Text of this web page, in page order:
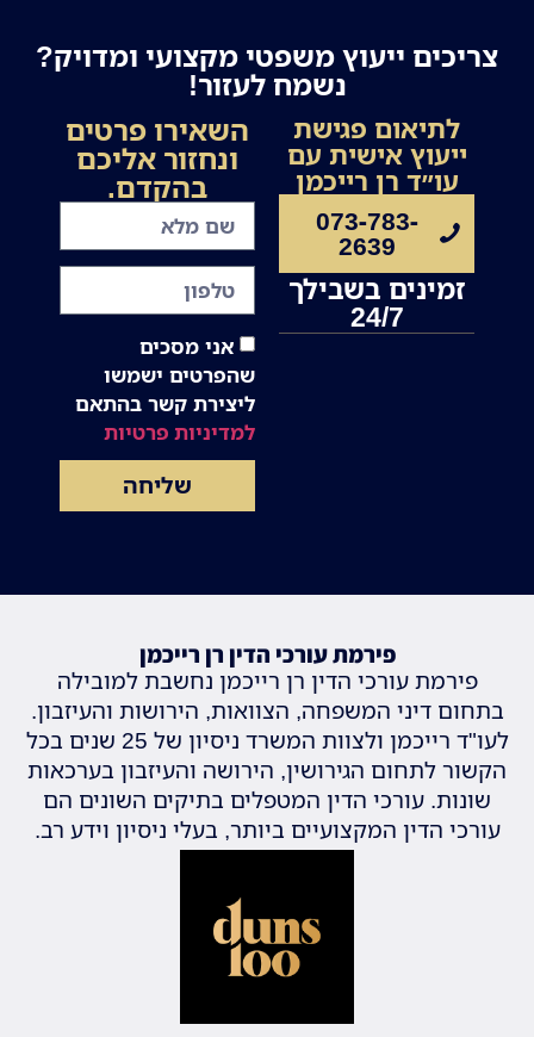
צריכים ייעוץ משפטי מקצועי ומדויק?
נשמח לעזור!
לתיאום פגישת
ייעוץ אישית עם
עו״ד רן רייכמן
073-783-
2639
זמינים בשבילך
24/7
השאירו פרטים
ונחזור אליכם
בהקדם.
אני מסכים
שהפרטים ישמשו
ליצירת קשר בהתאם
למדיניות פרטיות
שליחה
פירמת עורכי הדין רן רייכמן
פירמת עורכי הדין רן רייכמן נחשבת למובילה
בתחום דיני המשפחה, הצוואות, הירושות והעיזבון.
לעו"ד רייכמן ולצוות המשרד ניסיון של 25 שנים בכל
הקשור לתחום הגירושין, הירושה והעיזבון בערכאות
שונות. עורכי הדין המטפלים בתיקים השונים הם
עורכי הדין המקצועיים ביותר, בעלי ניסיון וידע רב.